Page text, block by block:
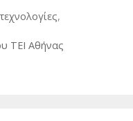
,
ΤΕΙ Αθήνας